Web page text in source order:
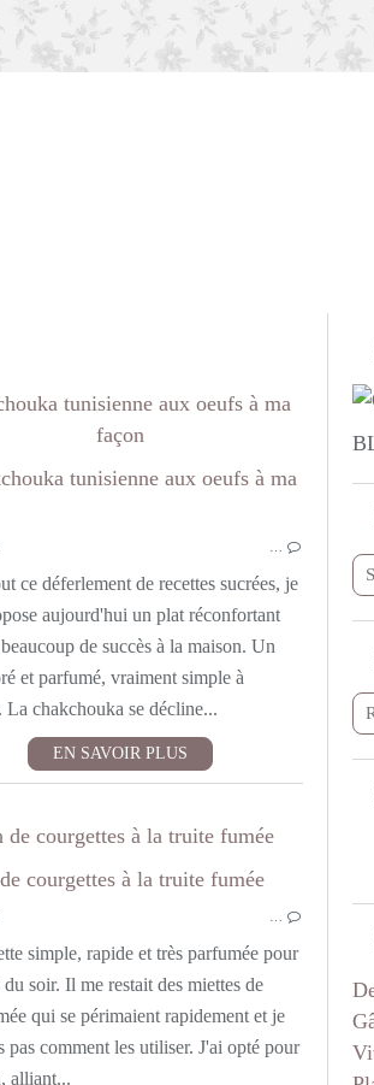
BOULANGE
tunisienne aux oeufs à ma
façon
ce déferlement de recettes sucrées, je
aujourd'hui un plat réconfortant
de succès à la maison. Un
et parfumé, vraiment simple à
La chakchouka se décline...
EN SAVOIR PLUS
SANS VIANDE
POISSON
de courgettes à la truite fumée
simple, rapide et très parfumée pour
du soir. Il me restait des miettes de
qui se périmaient rapidement et je
pas comment les utiliser. J'ai opté pour
alliant...